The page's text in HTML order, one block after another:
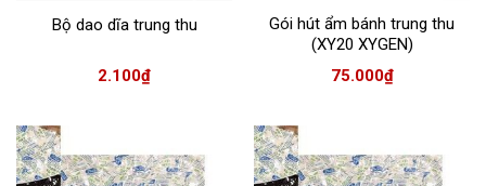
Bộ dao dĩa trung thu
2.100₫
Gói hút ẩm bánh trung thu
(XY20 XYGEN)
75.000₫